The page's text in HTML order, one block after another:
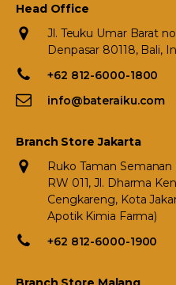
Head Office
Jl. Teuku Umar Barat
Denpasar 80118, Bali,
+62 812-6000-1800
info@bateraiku.com
Branch Store Jakarta
Ruko Taman Semanan
RW 011, Jl. Dharma
Cengkareng, Kota
Apotik Kimia Farma)
+62 812-6000-1900